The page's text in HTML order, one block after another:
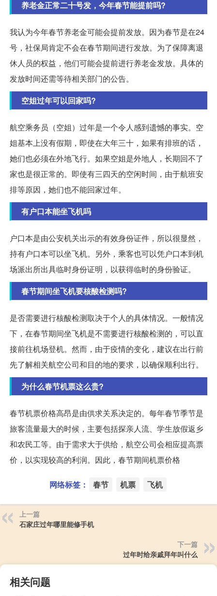
养老金正常二十号发，今年春节能提前吗?
我认为今年春节养老金可能会提前发放。因为春节是在24
号，社保局肯定不会在春节期间进行发放。为了保障离退
休人员的权益，他们可能会提前进行养老金发放。具体的
发放时间还需等待相关部门的公告。
空姐过年可以回家吗?
航空乘务员（空姐）过年是一个令人感到遗憾的事实。空
姐基本上没有假期，即使在大年三十，如果有排班的话，
她们也必须在外地飞行。如果空姐是外地人，长期回不了
家也是很正常的。即使有三四天的空闲时间，由于航班安
排等原因，她们也不能回家过年。
有户口本能坐飞机吗
户口本是由公安机关出示的有效身份证件，所以很显然，
持有户口本可以坐飞机。另外，乘客也可以凭户口本到机
场派出所出具临时身份证明，以获得临时的身份验证。
春节期间坐飞机要核酸检测吗?
是否需要进行核酸检测取决于个人的具体情况。一般情况
下，在春节期间坐飞机是不需要进行核酸检测的，可以直
接前往机场登机。然而，由于疫情的变化，建议在出行前
先了解相关航空公司和目的地的要求，以确保顺利出行。
为什么春节机票这么贵?
春节机票价格高昂是由供求关系决定的。每年春节季节是
旅客流量最大的时候，主要包括探亲人流、学生放假返乡
和农民工等。由于需求大于供给，航空公司会相应提高票
价，以实现较高的利润。因此，春节期间机票价格
网络标签： 春节 机票 飞机
上一篇
石家庄过年哪里能修手机
下一篇
过年时给亲戚拜年叫什么
相关问题